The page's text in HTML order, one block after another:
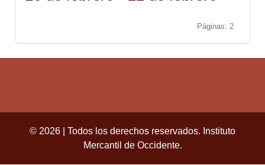
Páginas: 2
© 2026 | Todos los derechos reservados. Instituto
Mercantil de Occidente.